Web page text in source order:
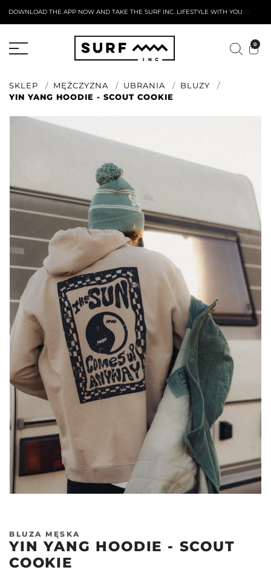
DOWNLOAD THE APP NOW AND TAKE THE SURF INC. LIFESTYLE WITH YOU 🤍
0
SKLEP MĘŻCZYZNA UBRANIA
BLUZY
YIN YANG HOODIE - SCOUT COOKIE
BLUZA MĘSKA
YIN YANG HOODIE - SCOUT
COOKIE
AKTYWNY FORMULARZ ZWROTU